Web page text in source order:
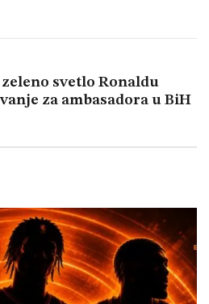
svetlo Ronaldu
za ambasadora u BiH